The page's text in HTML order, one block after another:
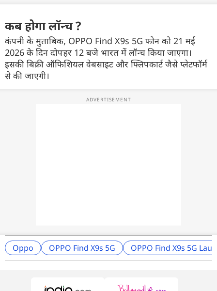
कब होगा लॉन्च ?
कंपनी के मुताबिक, OPPO Find X9s 5G फोन को 21 मई
2026 के दिन दोपहर 12 बजे भारत में लॉन्च किया जाएगा।
इसकी बिक्री ऑफिशियल वेबसाइट और फ्लिपकार्ट जैसे प्लेटफॉर्म
से की जाएगी।
Oppo OPPO Find X9s 5G OPPO Find X9s 5G